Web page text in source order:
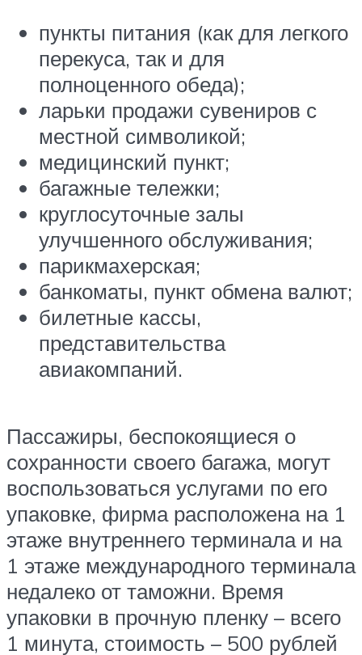
пункты питания (как для легкого
перекуса, так и для
полноценного обеда);
ларьки продажи сувениров с
местной символикой;
медицинский пункт;
багажные тележки;
круглосуточные залы
улучшенного обслуживания;
парикмахерская;
банкоматы, пункт обмена валют;
билетные кассы,
представительства
авиакомпаний.
Пассажиры, беспокоящиеся о
сохранности своего багажа, могут
воспользоваться услугами по его
упаковке, фирма расположена на 1
этаже внутреннего терминала и на
1 этаже международного терминала
недалеко от таможни. Время
упаковки в прочную пленку – всего
1 минута, стоимость – 500 рублей